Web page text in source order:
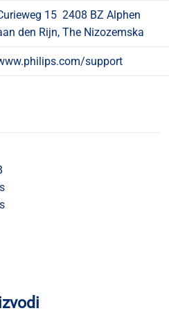
15 2408 BZ Alphen
den Rijn, The Nizozemska
support